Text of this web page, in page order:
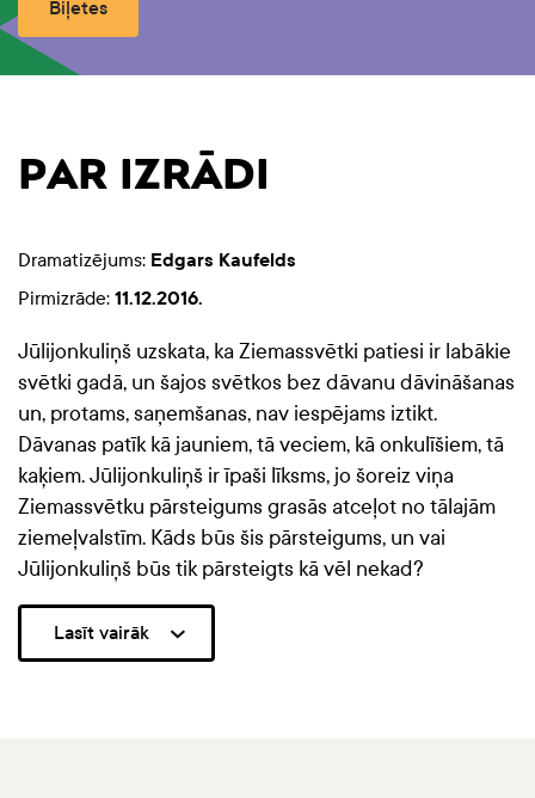
Biļetes
PAR IZRĀDI
Dramatizējums: Edgars Kaufelds
Pirmizrāde: 11.12.2016.
Jūlijonkuliņš uzskata, ka Ziemassvētki patiesi ir labākie
svētki gadā, un šajos svētkos bez dāvanu dāvināšanas
un, protams, saņemšanas, nav iespējams iztikt.
Dāvanas patīk kā jauniem, tā veciem, kā onkulīšiem, tā
kaķiem. Jūlijonkuliņš ir īpaši līksms, jo šoreiz viņa
Ziemassvētku pārsteigums grasās atceļot no tālajām
ziemeļvalstīm. Kāds būs šis pārsteigums, un vai
Jūlijonkuliņš būs tik pārsteigts kā vēl nekad?
Lasīt vairāk